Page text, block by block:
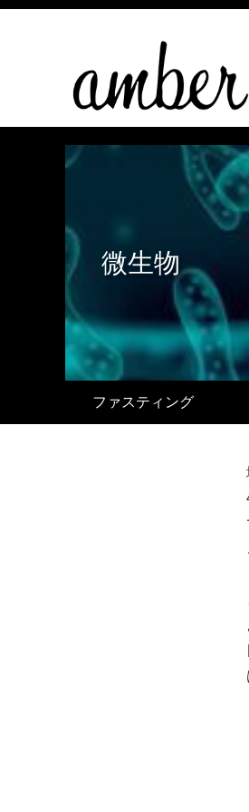
微生物
ファスティング